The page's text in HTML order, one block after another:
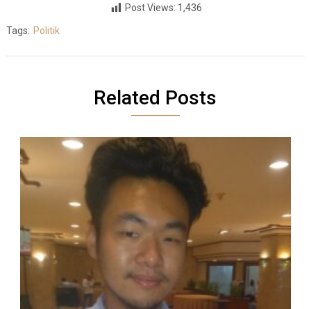
Post Views: 1,436
Tags: Politik
Related Posts